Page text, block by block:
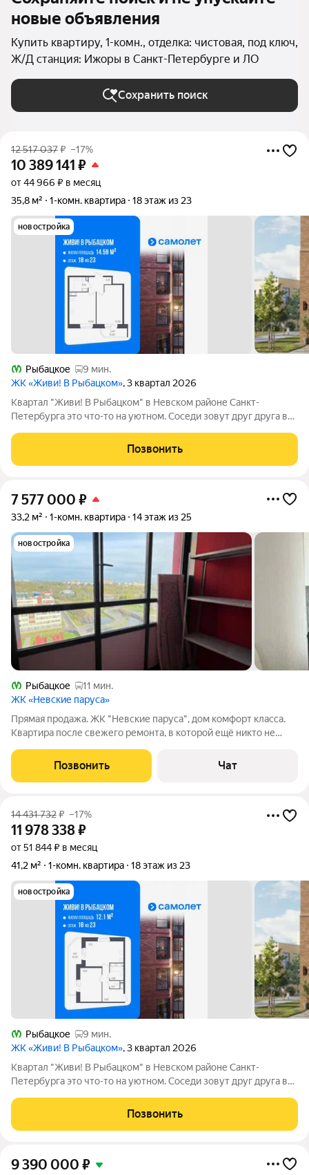
новые объявления
Купить квартиру, 1-комн., отделка: чистовая, под ключ,
Ж/Д станция: Ижоры в Санкт-Петербурге и ЛО
Сохранить поиск
12 517 037₽ –17%
10 389 141 ₽
от 44 966 ₽ в месяц
35,8 м²
1-комн. квартира 18 этаж из 23
новостройка
Рыбацкое
9 мин.
ЖК «Живи! В Рыбацком», 3 квартал 2026
Квартал "Живи! В Рыбацком" в Невском районе Санкт-
Петербурга это что-то на уютном. Соседи зовут друг друга в
цветущих аллеях во дворе. Но всего 20 минут пешком и вы у
метро "Рыбацкое",
Позвонить
7 577 000 ₽
33,2 м² 1-комн. квартира 14 этаж из 25
новостройка
Рыбацкое
11 мин.
ЖК «Невские паруса»
Прямая продажа. ЖК "Невские паруса", дом комфорт класса.
Квартира после свежего ремонта, в которой ещё никто не
детские площадки, парковочные места. Рядом построена
школа. В доме - продуктовые
Позвонить Чат
14 431 732₽ –17%
11 978 338₽
от 51 844 ₽ в месяц
41,2 м²
1-комн. квартира 18 этаж из 23
новостройка
Рыбацкое
9 мин.
ЖК «Живи! В Рыбацком», 3 квартал 2026
Квартал "Живи! В Рыбацком" в Невском районе Санкт-
Петербурга это что-то на уютном. Соседи зовут друг друга в
цветущих аллеях во дворе. Но всего 20 минут пешком и вы у
метро "Рыбацкое",
Позвонить
9 390 000 ₽